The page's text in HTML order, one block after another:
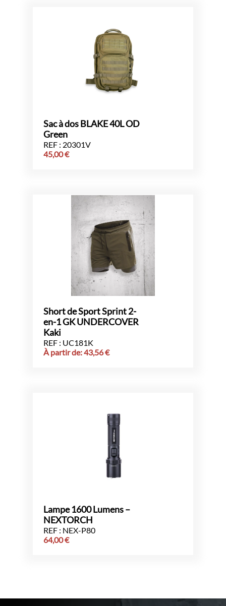
Sac à dos BLAKE 40L OD
Green
REF : 20301V
45,00€
Short de Sport Sprint 2-
en-1 GK UNDERCOVER
Kaki
REF : UC181K
À partir de:43,56€
Lampe 1600 Lumens –
NEXTORCH
REF : NEX-P80
64,00€